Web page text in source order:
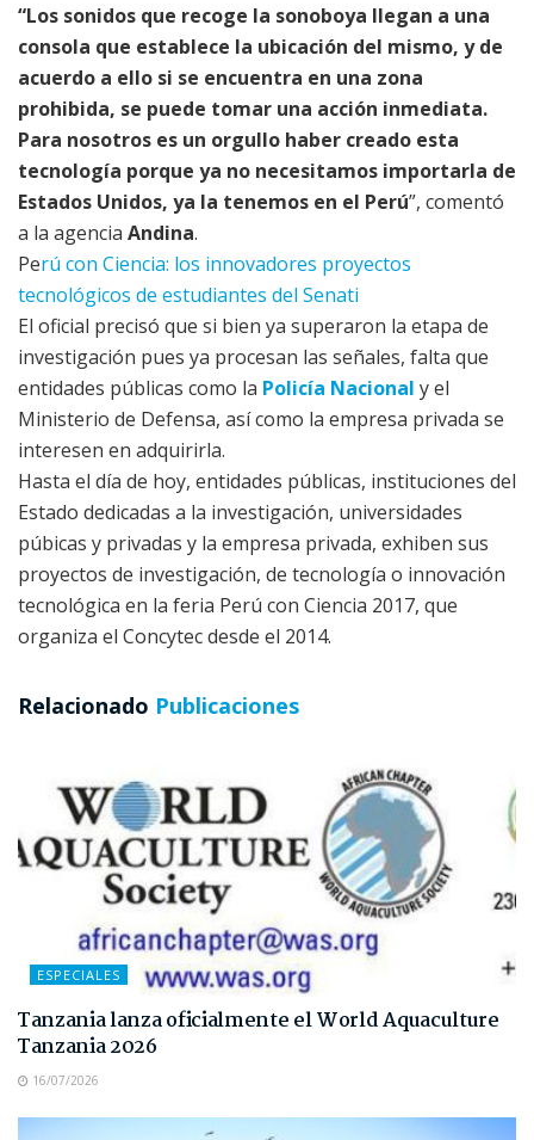
“Los sonidos que recoge la sonoboya llegan a una
consola que establece la ubicación del mismo, y de
acuerdo a ello si se encuentra en una zona
prohibida, se puede tomar una acción inmediata.
Para nosotros es un orgullo haber creado esta
tecnología porque ya no necesitamos importarla de
Estados Unidos, ya la tenemos en el Perú”, comentó
a la agencia Andina.
Perú con Ciencia: los innovadores proyectos
tecnológicos de estudiantes del Senati
El oficial precisó que si bien ya superaron la etapa de
investigación pues ya procesan las señales, falta que
entidades públicas como la Policía Nacional y el
Ministerio de Defensa, así como la empresa privada se
interesen en adquirirla.
Hasta el día de hoy, entidades públicas, instituciones del
Estado dedicadas a la investigación, universidades
púbicas y privadas y la empresa privada, exhiben sus
proyectos de investigación, de tecnología o innovación
tecnológica en la feria Perú con Ciencia 2017, que
organiza el Concytec desde el 2014.
Relacionado Publicaciones
ESPECIALES
Tanzania lanza oficialmente el World Aquaculture
Tanzania 2026
16/07/2026